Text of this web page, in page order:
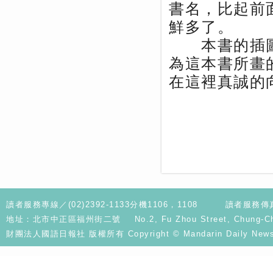
書名，比起前
鮮多了。
本書的插圖
為這本書所畫
在這裡真誠的
讀者服務專線／(02)2392-1133分機1106，1108
讀者服務
地址：北市中正區福州街二號 No.2, Fu Zhou Street, Chung-
財團法人國語日報社 版權所有 Copyright © Mandarin Daily